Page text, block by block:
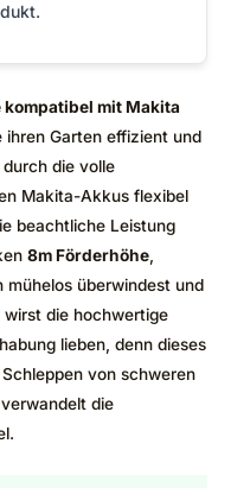
mit Makita
ihren Garten effizient und
die volle
Makita-Akkus flexibel
beachtliche Leistung
8m Förderhöhe,
überwindest und
wirst die hochwertige
lieben, denn dieses
von schweren
die